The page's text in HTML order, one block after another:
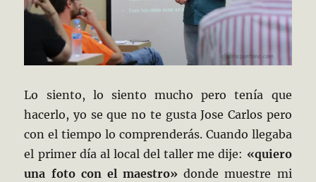
Lo siento, lo siento mucho pero tenía que
hacerlo, yo se que no te gusta Jose Carlos pero
con el tiempo lo comprenderás. Cuando llegaba
el primer día al local del taller me dije: «quiero
una foto con el maestro» donde muestre mi